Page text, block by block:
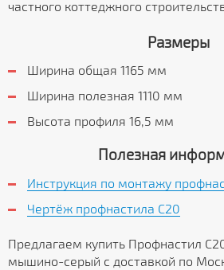
частного коттеджного
Размеры
Ширина общая 1165 мм
Ширина полезная 1110 мм
Высота профиля 16,5 мм
Полезная
Инструкция по монтажу
Чертёж профнастила C20
Предлагаем купить Профнастил
мышино-серый с доставкой по